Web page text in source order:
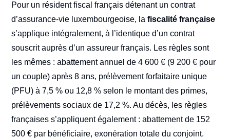
Pour un résident fiscal français détenant un contrat
d’assurance-vie luxembourgeoise, lafiscalité française
s’applique intégralement, à l’identique d’un contrat
souscrit auprès d’un assureur français. Les règles sont
les mêmes : abattement annuel de 4 600 € (9 200 € pour
un couple) après 8 ans, prélèvement forfaitaire unique
(PFU) à 7,5 % ou 12,8 % selon le montant des primes,
prélèvements sociaux de 17,2 %. Au décès, les règles
françaises s’appliquent également : abattement de 152
500 € par bénéficiaire, exonération totale du conjoint.